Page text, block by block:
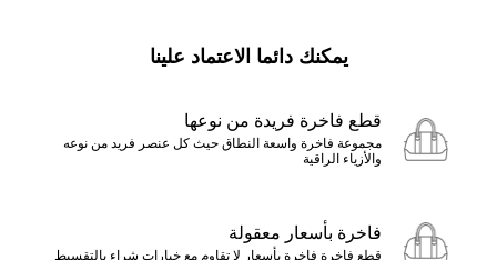
يمكنك دائما الاعتماد علينا
قطع فاخرة فريدة من نوعها
مجموعة فاخرة واسعة النطاق حيث كل عنصر فريد من نوعه
والأزياء الراقية
فاخرة بأسعار معقولة
قطع فاخرة فاخرة بأسعار لا تقاوم مع خيارات شراء بالتقسيط